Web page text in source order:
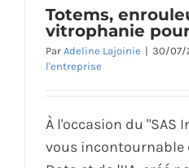
Totems,
vitrophanie
Par Adeline Lajoinie | 30/07/
l'entreprise
À l'occasion du "SAS
vous incontournable